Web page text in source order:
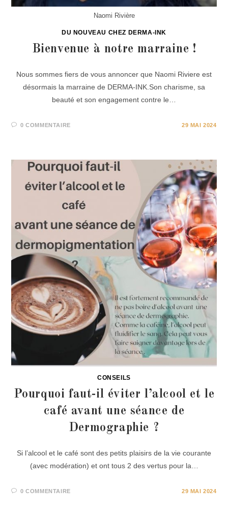
Naomi Rivière
DU NOUVEAU CHEZ DERMA-INK
Bienvenue à notre marraine !
Nous sommes fiers de vous annoncer que Naomi Riviere est
désormais la marraine de DERMA-INK.Son charisme, sa
beauté et son engagement contre le…
0 COMMENTAIRE 29 MAI 2024
CONSEILS
Pourquoi faut-il éviter l’alcool et le
café avant une séance de
Dermographie ?
Si l’alcool et le café sont des petits plaisirs de la vie courante
(avec modération) et ont tous 2 des vertus pour la…
0 COMMENTAIRE 29 MAI 2024